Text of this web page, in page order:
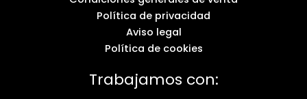
Política de privacidad
Aviso legal
Política de cookies
Trabajamos con: